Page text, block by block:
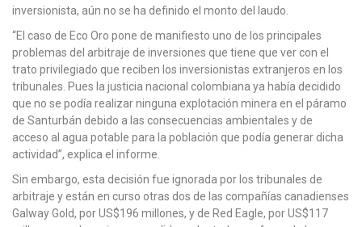
inversionista, aún no se ha definido el monto del laudo.
“El caso de Eco Oro pone de manifiesto uno de los principales
problemas del arbitraje de inversiones que tiene que ver con el
trato privilegiado que reciben los inversionistas extranjeros en los
tribunales. Pues la justicia nacional colombiana ya había decidido
que no se podía realizar ninguna explotación minera en el páramo
de Santurbán debido a las consecuencias ambientales y de
acceso al agua potable para la población que podía generar dicha
actividad”, explica el informe.
Sin embargo, esta decisión fue ignorada por los tribunales de
arbitraje y están en curso otras dos de las compañías canadienses
Galway Gold, por US$196 millones, y de Red Eagle, por US$117